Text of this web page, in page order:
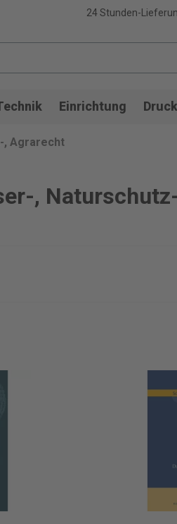
24 Stunden-
Einrichtung
, Agrarecht
,